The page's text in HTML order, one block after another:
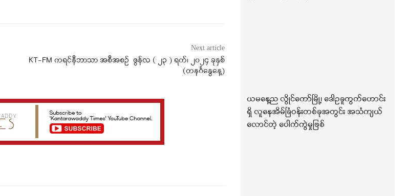
Next article
KT-FM ကရင်နီဘာသာ အစီအစဉ် ဇွန်လ ( ၂၃ ) ရက်၊ ၂၀၂၄ ခုနှစ်
(တနင်္ဂနွေနေ့)
ယမနေ့ည လွိုင်ကော်မြို့၊ ဒေါဥခူကွက်ဟောင်း
ရှိ လူနေအိမ်ခြံဝန်းတစ်ခုအတွင်း အသံကျယ်
လောင်တဲ့ ပေါက်ကွဲမှုဖြစ်